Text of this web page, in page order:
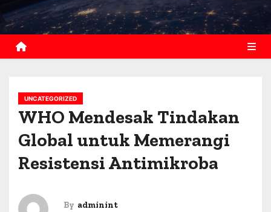
t
UNCATEGORIZED
WHO Mendesak Tindakan
Global untuk Memerangi
Resistensi Antimikroba
By adminint